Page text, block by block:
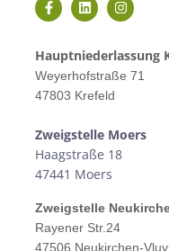
Hauptniederlassung
Weyerhofstraße 71
47803 Krefeld
Zweigstelle Moers
Haagstraße 18
47441 Moers
Zweigstelle
Rayener Str.24
47506 Neukirchen-